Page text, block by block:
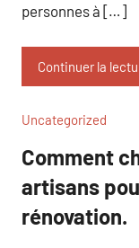
personnes à […]
Continuer la
Uncategorized
Comment
artisans
rénovation.